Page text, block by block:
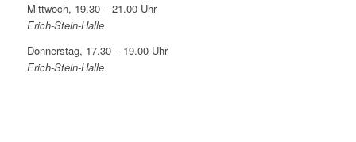
Mittwoch, 19.30 – 21.00 Uhr
Erich-Stein-Halle
Donnerstag, 17.30 – 19.00 Uhr
Erich-Stein-Halle